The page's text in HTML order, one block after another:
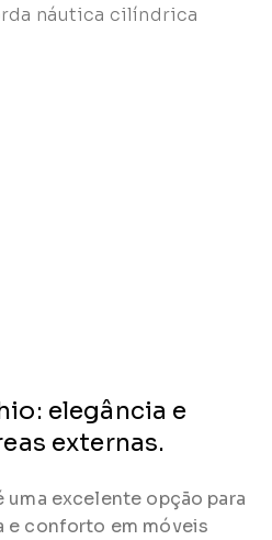
náutica cilíndrica
elegância e
externas.
excelente opção para
e conforto em móveis